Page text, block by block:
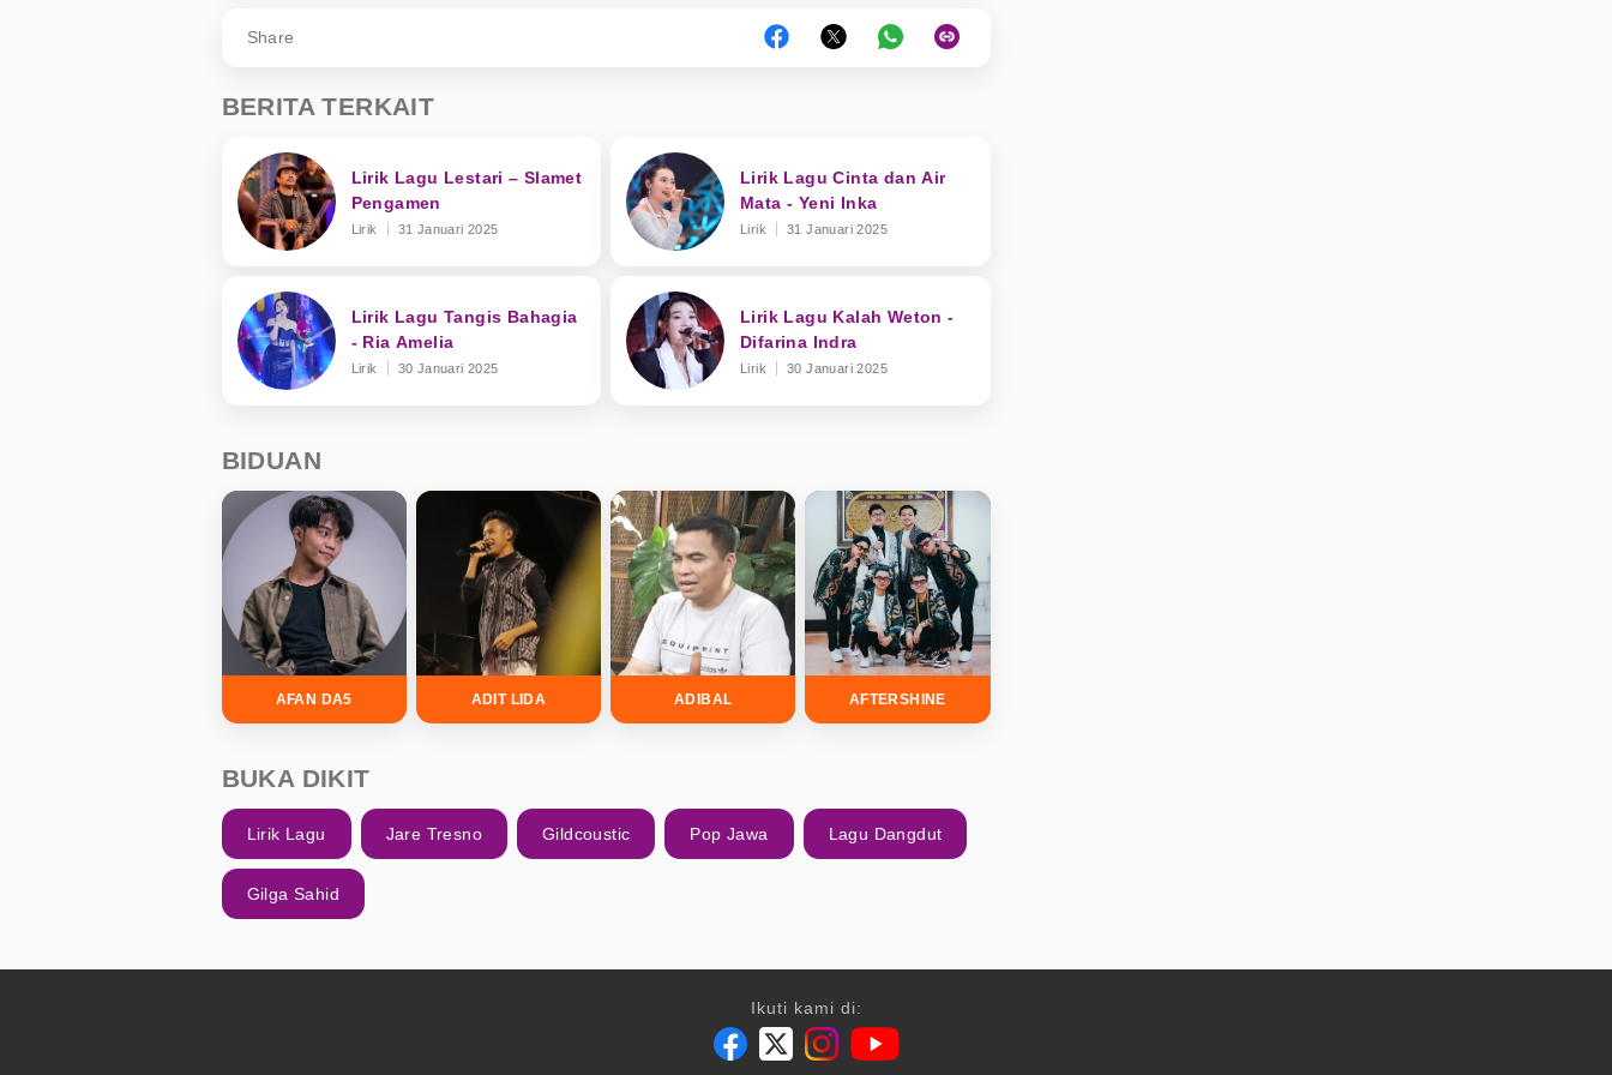
Share
BERITA TERKAIT
Lirik Lagu Lestari – Slamet
Pengamen
Lirik 31 Januari 2025
Lirik Lagu Cinta dan Air
Mata - Yeni Inka
Lirik 31 Januari 2025
Lirik Lagu Tangis Bahagia
- Ria Amelia
Lirik 30 Januari 2025
Lirik Lagu Kalah Weton -
Difarina Indra
Lirik 30 Januari 2025
BIDUAN
AFAN DA5 ADIT LIDA ADIBAL AFTERSHINE
BUKA DIKIT
Lirik Lagu Jare Tresno Gildcoustic Pop Jawa Lagu Dangdut
Gilga Sahid
Ikuti kami di: